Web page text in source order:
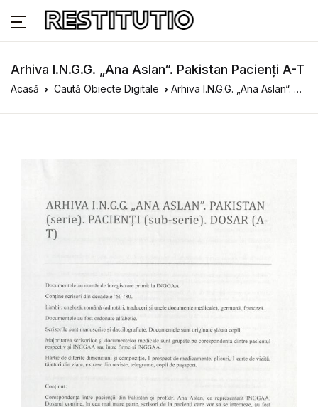
Arhiva I.N.G.G. „Ana Aslan“. Pakistan Pacienți A-T
Acasă Caută Obiecte Digitale Arhiva I.N.G.G. „Ana Aslan“. Pakistan Pacienți A-T